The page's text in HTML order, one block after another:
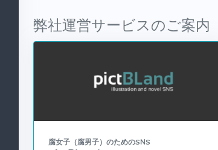
弊社運営サービスのご案内
腐女子（腐男子）のためのSNS